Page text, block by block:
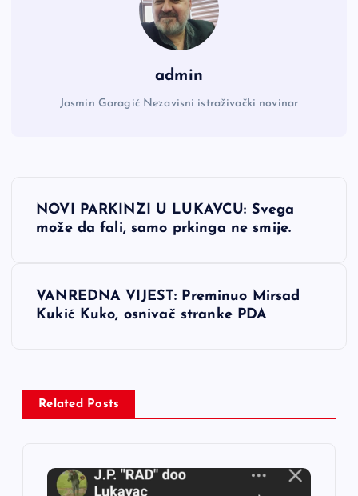
admin
Jasmin Garagić Nezavisni istraživački novinar
N
a
NOVI PARKINZI U LUKAVCU: Svega
može da fali, samo prkinga ne smije.
VANREDNA VIJEST: Preminuo Mirsad
Kukić Kuko, osnivač stranke PDA
Related Posts